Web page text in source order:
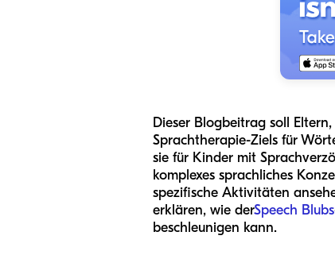
Dieser Blogbeitrag soll
Sprachtherapie-Ziels für
sie für Kinder mit
komplexes sprachliches
spezifische Aktivitäten
erklären, wie derSpeech Blubs
beschleunigen kann.